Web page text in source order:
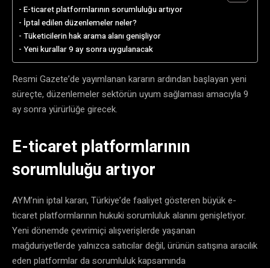
E-ticaret platformlarının sorumluluğu artıyor
İptal edilen düzenlemeler neler?
Tüketicilerin hak arama alanı genişliyor
Yeni kurallar 9 ay sonra uygulanacak
Resmi Gazete’de yayımlanan kararın ardından başlayan yeni
süreçte, düzenlemeler sektörün uyum sağlaması amacıyla 9
ay sonra yürürlüğe girecek.
E-ticaret platformlarının
sorumluluğu artıyor
AYM’nin iptal kararı, Türkiye’de faaliyet gösteren büyük e-
ticaret platformlarının hukuki sorumluluk alanını genişletiyor.
Yeni dönemde çevrimiçi alışverişlerde yaşanan
mağduriyetlerde yalnızca satıcılar değil, ürünün satışına aracılık
eden platformlar da sorumluluk kapsamında